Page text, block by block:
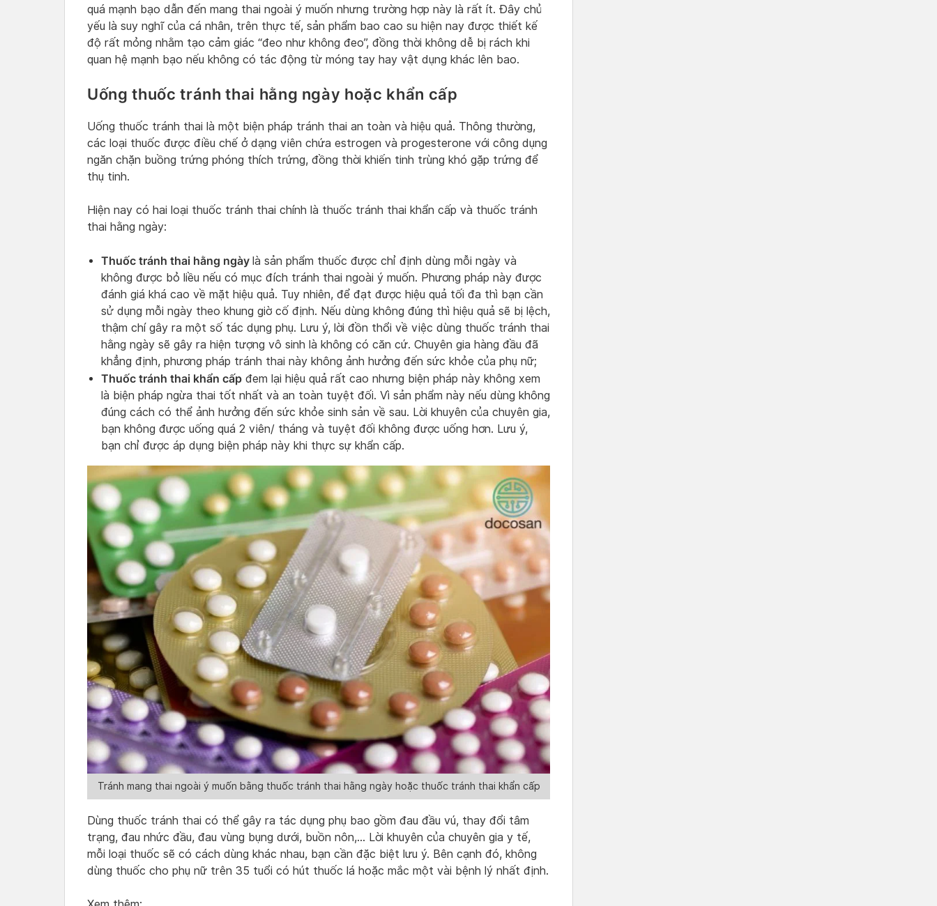
quá mạnh bạo dẫn đến mang thai ngoài ý muốn nhưng trường hợp này là rất ít. Đây chủ
yếu là suy nghĩ của cá nhân, trên thực tế, sản phẩm bao cao su hiện nay được thiết kế
độ rất mỏng nhằm tạo cảm giác “đeo như không đeo”, đồng thời không dễ bị rách khi
quan hệ mạnh bạo nếu không có tác động từ móng tay hay vật dụng khác lên bao.
Uống thuốc tránh thai hằng ngày hoặc khẩn cấp
Uống thuốc tránh thai là một biện pháp tránh thai an toàn và hiệu quả. Thông thường,
các loại thuốc được điều chế ở dạng viên chứa estrogen và progesterone với công dụng
ngăn chặn buồng trứng phóng thích trứng, đồng thời khiến tinh trùng khó gặp trứng để
thụ tinh.
Hiện nay có hai loại thuốc tránh thai chính là thuốc tránh thai khẩn cấp và thuốc tránh
thai hằng ngày:
Thuốc tránh thai hằng ngày là sản phẩm thuốc được chỉ định dùng mỗi ngày và
không được bỏ liều nếu có mục đích tránh thai ngoài ý muốn. Phương pháp này được
đánh giá khá cao về mặt hiệu quả. Tuy nhiên, để đạt được hiệu quả tối đa thì bạn cần
sử dụng mỗi ngày theo khung giờ cố định. Nếu dùng không đúng thì hiệu quả sẽ bị lệch,
thậm chí gây ra một số tác dụng phụ. Lưu ý, lời đồn thổi về việc dùng thuốc tránh thai
hằng ngày sẽ gây ra hiện tượng vô sinh là không có căn cứ. Chuyên gia hàng đầu đã
khẳng định, phương pháp tránh thai này không ảnh hưởng đến sức khỏe của phụ nữ;
Thuốc tránh thai khẩn cấp đem lại hiệu quả rất cao nhưng biện pháp này không xem
là biện pháp ngừa thai tốt nhất và an toàn tuyệt đối. Vì sản phẩm này nếu dùng không
đúng cách có thể ảnh hưởng đến sức khỏe sinh sản về sau. Lời khuyên của chuyên gia,
bạn không được uống quá 2 viên/ tháng và tuyệt đối không được uống hơn. Lưu ý,
bạn chỉ được áp dụng biện pháp này khi thực sự khẩn cấp.
Tránh mang thai ngoài ý muốn bằng thuốc tránh thai hằng ngày hoặc thuốc tránh thai khẩn cấp
Dùng thuốc tránh thai có thể gây ra tác dụng phụ bao gồm đau đầu vú, thay đổi tâm
trạng, đau nhức đầu, đau vùng bụng dưới, buồn nôn,… Lời khuyên của chuyên gia y tế,
mỗi loại thuốc sẽ có cách dùng khác nhau, bạn cần đặc biệt lưu ý. Bên cạnh đó, không
dùng thuốc cho phụ nữ trên 35 tuổi có hút thuốc lá hoặc mắc một vài bệnh lý nhất định.